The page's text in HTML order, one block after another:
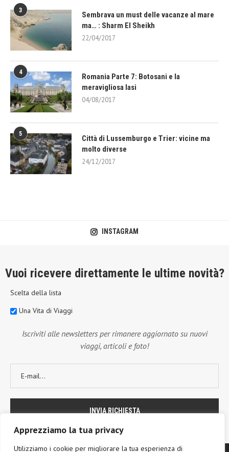
Apprezziamo la tua privacy
Utilizziamo i cookie per migliorare la tua esperienza di
3
Sembrava un must delle vacanze al mare
ma… : Sharm El Sheikh
22/04/2017
4
Romania Parte 7: Botosani e la
meravigliosa Iasi
04/08/2017
5
Città di Lussemburgo e Trier: vicine ma
molto diverse
24/12/2017
INSTAGRAM
Vuoi ricevere direttamente le ultime novità?
Scelta della lista
Una Vita di Viaggi
Iscriviti alle newsletters per rimanere aggiornato su nuovi
viaggi, articoli e foto!